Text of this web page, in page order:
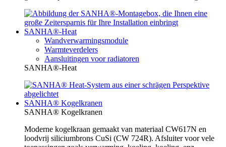
SANHA®-Heat
Wandverwarmingsmodule
Warmteverdelers
Aansluitingen voor radiatoren
SANHA®-Heat
SANHA® Kogelkranen
SANHA® Kogelkranen
Moderne kogelkraan gemaakt van materiaal CW617N en
loodvrij siliciumbrons CuSi (CW 724R). Afsluiter voor vele